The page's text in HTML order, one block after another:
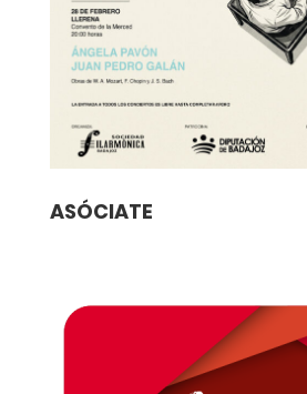
ASÓCIATE